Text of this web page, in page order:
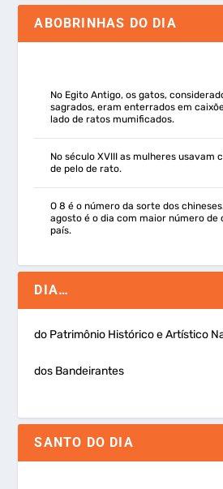
ABOBRINHAS DO DIA
No Egito Antigo, os gatos,
sagrados, eram enterrados em
lado de ratos mumificados.
No século XVIII as mulheres usavam
de pelo de rato.
O 8 é o número da sorte dos
agosto é o dia com maior número de
país.
DIA…
do Patrimônio Histórico e Artístico
dos Bandeirantes
SANTO DO DIA